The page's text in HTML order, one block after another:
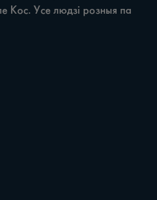
Кос. Усе людзі розныя па